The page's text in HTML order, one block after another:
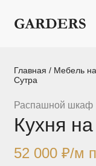
Шкафы-купе
Мебель в
Главная / Мебель на
Сутра
Распашной шкаф
Кухня
52 000₽/м